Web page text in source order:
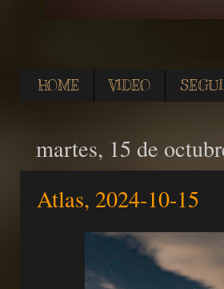
HOME VIDEO
martes, 15 de
Atlas, 2024-10-15